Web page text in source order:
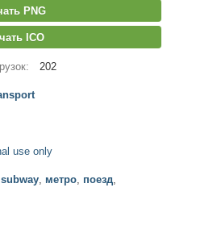
PNG
ICO
202
use only
subway, метро, поезд,